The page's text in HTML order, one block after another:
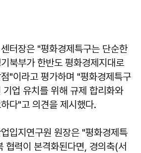
터장은 "평화경제특구는 단순한
북부가 한반도 평화경제지대로
"이라고 평가하며 "평화경제특구
업 유치를 위해 규제 합리화와
다"고 의견을 제시했다.
입지연구원 원장은 "평화경제특
협력이 본격화된다면, 경의축(서